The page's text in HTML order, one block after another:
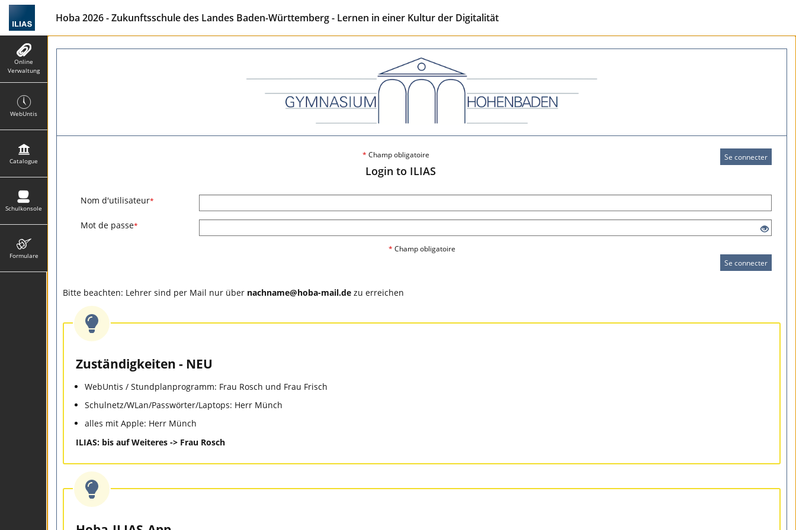
Hoba 2026 - Zukunftsschule des Landes Baden-Württemberg - Lernen in einer Kultur der Digitalität
Online
Verwaltung
WebUntis
Catalogue
Schulkonsole
Formulare
Se connecter
* Champ obligatoire
Login to ILIAS
Nom d'utilisateur*
Mot de passe*
* Champ obligatoire
Se connecter
Bitte beachten: Lehrer sind per Mail nur über nachname@hoba-mail.de zu erreichen
Zuständigkeiten - NEU
WebUntis / Stundplanprogramm: Frau Rosch und Frau Frisch
Schulnetz/WLan/Passwörter/Laptops: Herr Münch
alles mit Apple: Herr Münch
ILIAS: bis auf Weiteres -> Frau Rosch